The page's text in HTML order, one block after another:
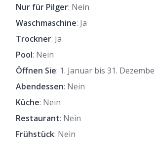
Nur für Pilger: Nein
Waschmaschine: Ja
Trockner: Ja
Pool: Nein
Öffnen Sie: 1. Januar bis 31.
Abendessen: Nein
Küche: Nein
Restaurant: Nein
Frühstück: Nein